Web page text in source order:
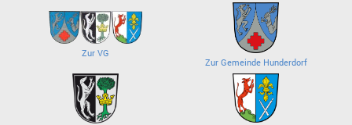
Zur VG
Zur Gemeinde Hunderdorf